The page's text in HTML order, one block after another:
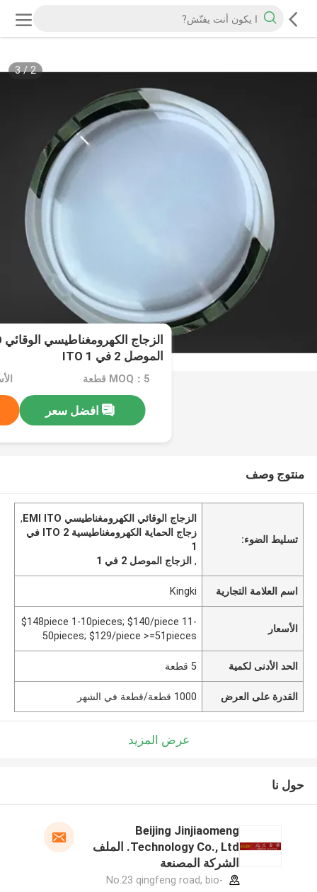
2
/
3
الموصل 2 في 1 ITO
MOQ：5 قطعة
افضل سعر
منتوج وصف
تسليط الضوء:
الزجاج الوقائي الكهرومغناطيسي EMI ITO
,
زجاج الحماية الكهرومغناطيسية ITO 2 في
1
,الزجاج الموصل 2 في 1
اسم العلامة التجارية Kingki
الأسعار
$148piece 1-10pieces; $140/piece 11-
50pieces; $129/piece >=51pieces
الحد الأدنى لكمية 5 قطعة
القدرة على العرض 1000 قطعة/قطعة في الشهر
عرض المزيد
حول نا
Beijing Jinjiaomeng
Technology Co., Ltd. الملف
الشركة المصنعة
No.23 qingfeng road, bio-